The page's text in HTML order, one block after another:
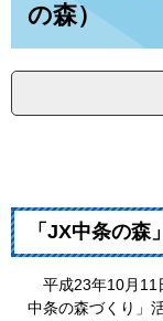
の森）
「JX中条の森
平成23年10月11
中条の森づくり」